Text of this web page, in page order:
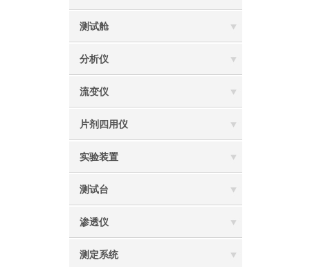
测试舱
分析仪
流变仪
片剂四用仪
实验装置
测试台
渗透仪
测定系统